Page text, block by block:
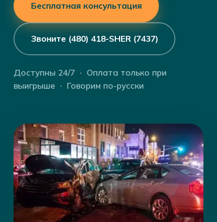
Бесплатная консультация
Звоните (480) 418-SHER (7437)
Доступны 24/7 · Оплата только при
выигрыше · Говорим по-русски